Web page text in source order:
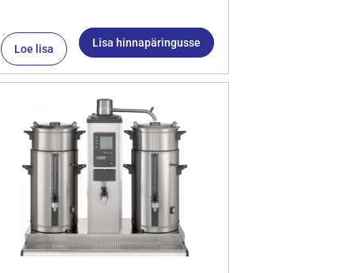
Loe lisa Lisa hinnapäringusse